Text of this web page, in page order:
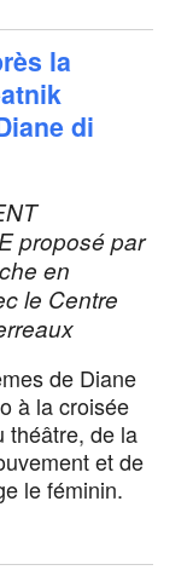
la
di
proposé par
en
le Centre
de Diane
à la croisée
théâtre, de la
et de
le féminin.